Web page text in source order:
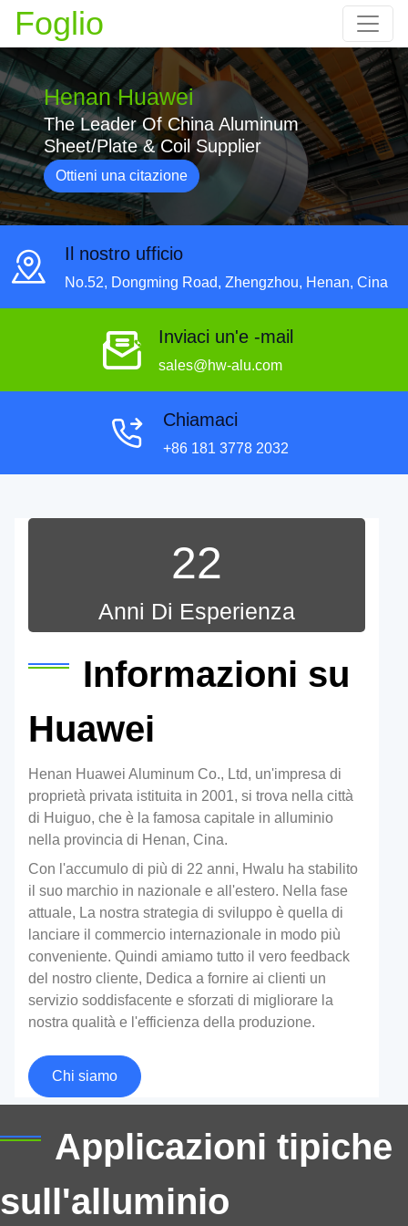
Foglio
Henan Huawei
The Leader Of China Aluminum
Sheet/Plate & Coil Supplier
Ottieni una citazione
Il nostro ufficio
No.52, Dongming Road, Zhengzhou, Henan, Cina
Inviaci un'e -mail
sales@hw-alu.com
Chiamaci
+86 181 3778 2032
22
Anni Di Esperienza
Informazioni su
Huawei
Henan Huawei Aluminum Co., Ltd, un'impresa di
proprietà privata istituita in 2001, si trova nella città
di Huiguo, che è la famosa capitale in alluminio
nella provincia di Henan, Cina.
Con l'accumulo di più di 22 anni, Hwalu ha stabilito
il suo marchio in nazionale e all'estero. Nella fase
attuale, La nostra strategia di sviluppo è quella di
lanciare il commercio internazionale in modo più
conveniente. Quindi amiamo tutto il vero feedback
del nostro cliente, Dedica a fornire ai clienti un
servizio soddisfacente e sforzati di migliorare la
nostra qualità e l'efficienza della produzione.
Chi siamo
Applicazioni tipiche
sull'alluminio
Foglio di alluminio composito PET per
tappi di bottiglia
Affidabile foglio di alluminio composito PET per tappi
di bottiglia per oli, succhi, sciroppi, e cosmetici:
per il contatto con gli alimenti.